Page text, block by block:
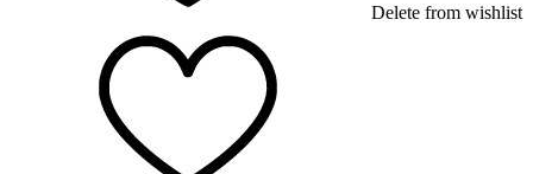
Delete from wishlist